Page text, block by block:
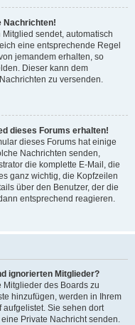
Nachrichten!
sendet, automatisch
eine entsprechende Regel
jemandem erhalten, so
Dieser kann dem
zu versenden.
dieses Forums erhalten!
dieses Forums hat einige
Nachrichten senden,
die komplette E-Mail, die
ganz wichtig, die Kopfzeilen
über den Benutzer, der die
entsprechend reagieren.
ignorierten Mitglieder?
des Boards zu
hinzufügen, werden in Ihrem
Sie sehen dort
Private Nachricht senden.